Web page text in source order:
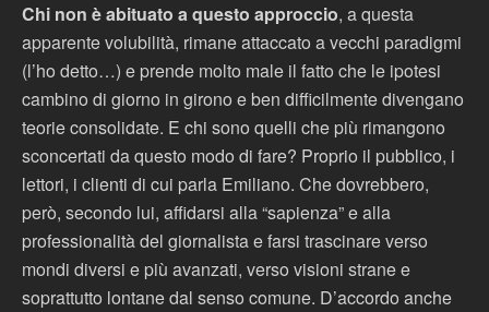
Chi non è abituato a questo approccio, a questa
apparente volubilità, rimane attaccato a vecchi paradigmi
(l’ho detto…) e prende molto male il fatto che le ipotesi
cambino di giorno in girono e ben difficilmente divengano
teorie consolidate. E chi sono quelli che più rimangono
sconcertati da questo modo di fare? Proprio il pubblico, i
lettori, i clienti di cui parla Emiliano. Che dovrebbero,
però, secondo lui, affidarsi alla “sapienza” e alla
professionalità del giornalista e farsi trascinare verso
mondi diversi e più avanzati, verso visioni strane e
soprattutto lontane dal senso comune. D’accordo anche